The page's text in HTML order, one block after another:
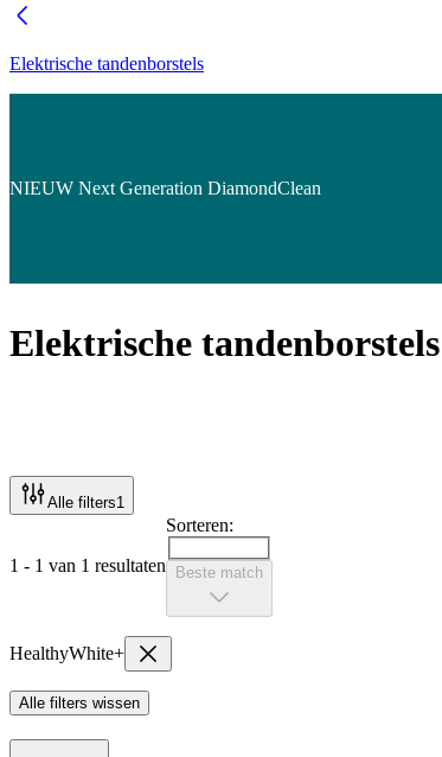
Elektrische tandenborstels
NIEUW Next Generation DiamondClean
Elektrische tandenborstels
Alle filters1
1 - 1 van 1 resultaten
Sorteren:
Beste match
HealthyWhite+
Alle filters wissen